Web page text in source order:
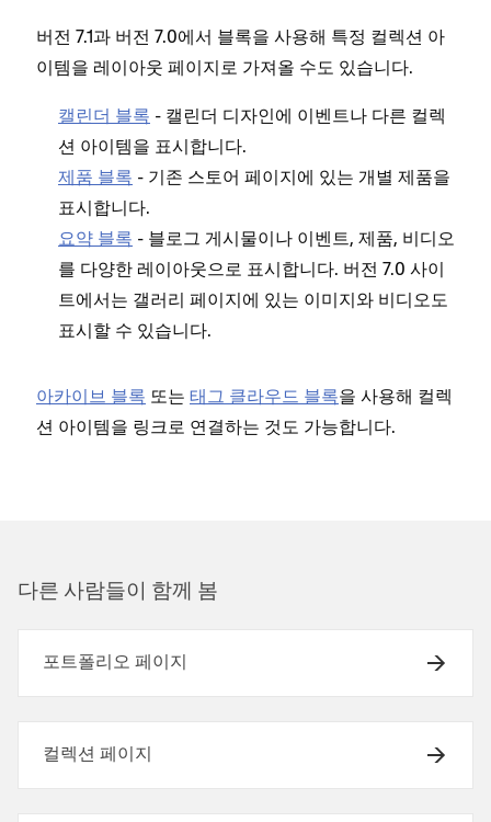
버전 7.1과 버전 7.0에서 블록을 사용해 특정 컬렉션 아
이템을 레이아웃 페이지로 가져올 수도 있습니다.
캘린더 블록 - 캘린더 디자인에 이벤트나 다른 컬렉
션 아이템을 표시합니다.
제품 블록 - 기존 스토어 페이지에 있는 개별 제품을
표시합니다.
요약 블록 - 블로그 게시물이나 이벤트, 제품, 비디오
를 다양한 레이아웃으로 표시합니다. 버전 7.0 사이
트에서는 갤러리 페이지에 있는 이미지와 비디오도
표시할 수 있습니다.
아카이브 블록 또는 태그 클라우드 블록을 사용해 컬렉
션 아이템을 링크로 연결하는 것도 가능합니다.
다른 사람들이 함께 봄
포트폴리오 페이지
컬렉션 페이지